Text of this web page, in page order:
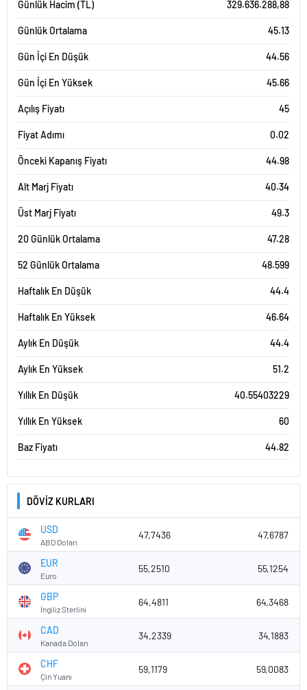
Günlük Hacim (TL) 329.636.288,88
Günlük Ortalama 45.13
Gün İçi En Düşük 44.56
Gün İçi En Yüksek 45.66
Açılış Fiyatı 45
Fiyat Adımı 0.02
Önceki Kapanış Fiyatı 44.98
Alt Marj Fiyatı 40.34
Üst Marj Fiyatı 49.3
20 Günlük Ortalama 47.28
52 Günlük Ortalama 48.599
Haftalık En Düşük 44.4
Haftalık En Yüksek 46.64
Aylık En Düşük 44.4
Aylık En Yüksek 51.2
Yıllık En Düşük 40.55403229
Yıllık En Yüksek 60
Baz Fiyatı 44.82
DÖVİZ KURLARI
USD
ABD Doları
47,7436 47,6787
EUR
Euro
55,2510 55,1254
GBP
İngiliz Sterlini
64,4811 64,3468
CAD
Kanada Doları
34,2339 34,1883
CHF
Çin Yuanı
59,1179 59,0083